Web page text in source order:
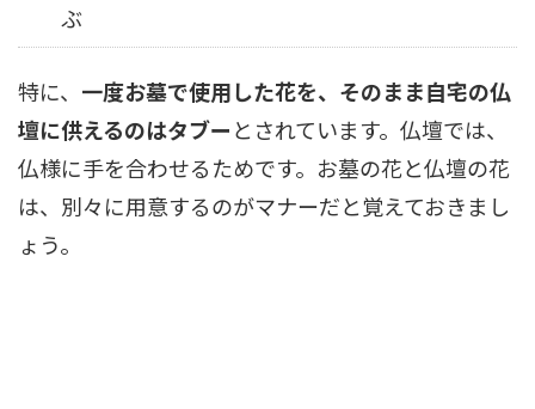
ぶ
特に、 一度お墓で使用した花を、そのまま自宅の仏
壇に供えるのはタブーとされています。仏壇では、
仏様に手を合わせるためです。お墓の花と仏壇の花
は、別々に用意するのがマナーだと覚えておきまし
ょう。